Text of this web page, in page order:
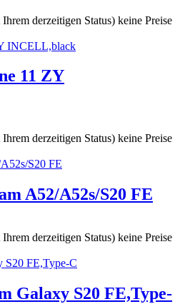
derzeitigen Status) keine Preise
11 ZY
derzeitigen Status) keine Preise
A52/A52s/S20 FE
derzeitigen Status) keine Preise
Galaxy S20 FE,Type-